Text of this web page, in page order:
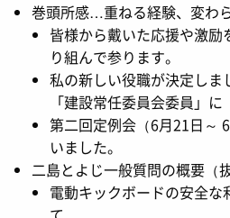
巻頭所感…重ねる経験、変わ
皆様から戴いた応援や激
り組んで参ります。
私の新しい役職が決定しま
「建設常任委員会委員」に
第二回定例会（6月21日～
いました。
二島とよじ一般質問の概要（抜
電動キックボードの安全